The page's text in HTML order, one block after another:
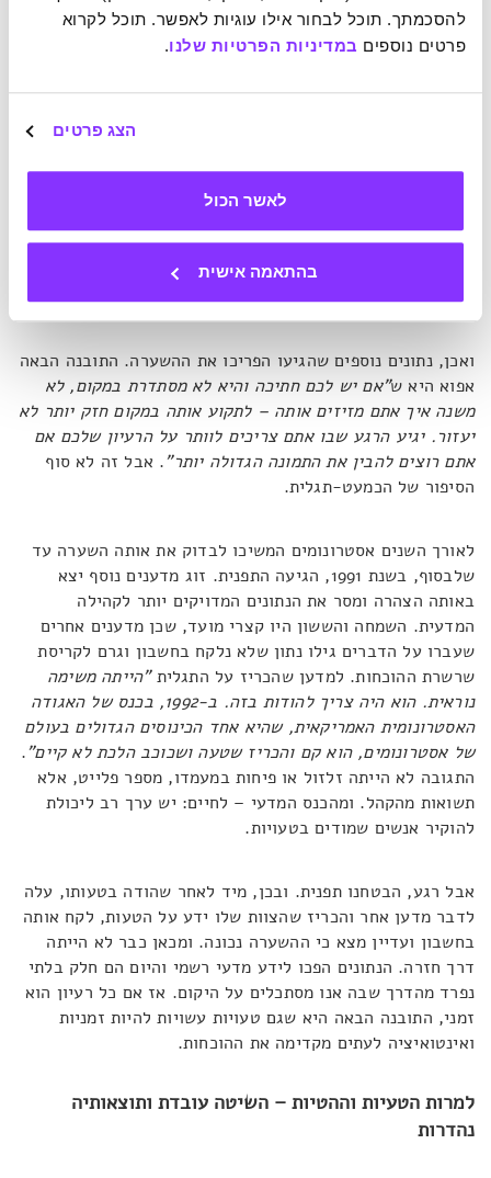
פרטים נוספים במדיניות הפרטיות שלנו.
הצג פרטים
לאשר הכול
בהתאמה אישית
אגואיסטים, אנחנו עקשנים, יש לנו דעות קדומות, אנחנו
שבטיים, אנחנו בני אנוש. כל אלו הן תכונות אנושיות, ומדענים
הם בני אנוש" , מסביר פלייט,"אז אנחנו צריכים להיות ערים לכך
האבל.נתונים שהגיעו מהטלסקופ היו עשויים להתפרש כתגלית
ראשונה מסוגה שהייתה מאיצה קדימה את הידע שלנו על היקום.
מתסכלת, כיוון שהיו על סיפה של פריצה מדעית. למרות
האמביציה וההתרגשות היה עליו להודות בטעות, או לכל הפחות
לפסול האפשרות נכון לעכשיו.
ואכן, נתונים נוספים שהגיעו הפריכו את ההשערה. התובנה הבאה
אפוא היא ש"אם יש לכם חתיכה והיא לא מסתדרת במקום, לא
משנה איך אתם מזיזים אותה – לתקוע אותה במקום חזק יותר לא
יעזור. יגיע הרגע שבו אתם צריכים לוותר על הרעיון שלכם אם
אתם רוצים להבין את התמונה הגדולה יותר". אבל זה לא סוף
הסיפור של הכמעט-תגלית.
לאורך השנים אסטרונומים המשיכו לבדוק את אותה השערה עד
שלבסוף, בשנת 1991, הגיעה התפנית. זוג מדענים נוסף יצא
באותה הצהרה ומסר את הנתונים המדויקים יותר לקהילה
המדעית. השמחה והששון היו קצרי מועד, שכן מדענים אחרים
שעברו על הדברים גילו נתון שלא נלקח בחשבון וגרם לקריסת
שרשרת ההוכחות. למדען שהכריז על התגלית"הייתה משימה
נוראית. הוא היה צריך להודות בזה. ב-1992, בכנס של האגודה
האסטרונומית האמריקאית, שהיא אחד הכינוסים הגדולים בעולם
של אסטרונומים, הוא קם והכריז שטעה ושכוכב הלכת לא קיים".
התגובה לא הייתה זלזול או פיחות במעמדו, מספר פלייט, אלא
תשואות מהקהל. ומהכנס המדעי – לחיים: יש ערך רב ליכולת
להוקיר אנשים שמודים בטעויות.
אבל רגע, הבטחנו תפנית. ובכן, מיד לאחר שהודה בטעותו, עלה
לדבר מדען אחר והכריז שהצוות שלו ידע על הטעות, לקח אותה
בחשבון ועדיין מצא כי ההשערה נכונה. ומכאן כבר לא הייתה
דרך חזרה. הנתונים הפכו לידע מדעי רשמי והיום הם חלק בלתי
נפרד מהדרך שבה אנו מסתכלים על היקום. אז אם כל רעיון הוא
זמני, התובנה הבאה היא שגם טעויות עשויות להיות זמניות
ואינטואיציה לעתים מקדימה את ההוכחות.
למרות הטעיות וההטיות – השיטה עובדת ותוצאותיה
נהדרות